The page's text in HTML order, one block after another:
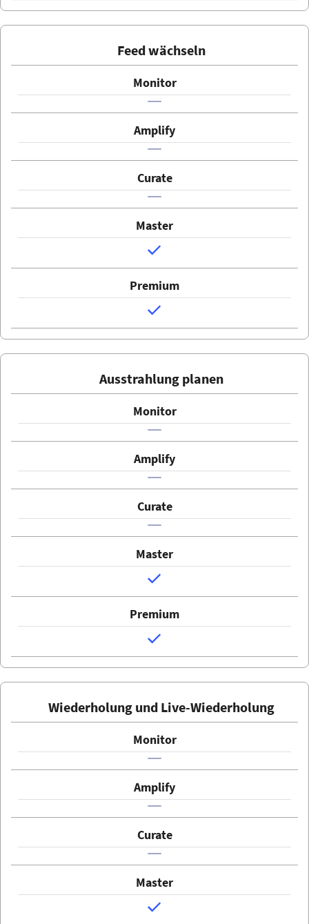
Feed wächseln
Ausstrahlung planen
Wiederholung und Live-Wiederholung